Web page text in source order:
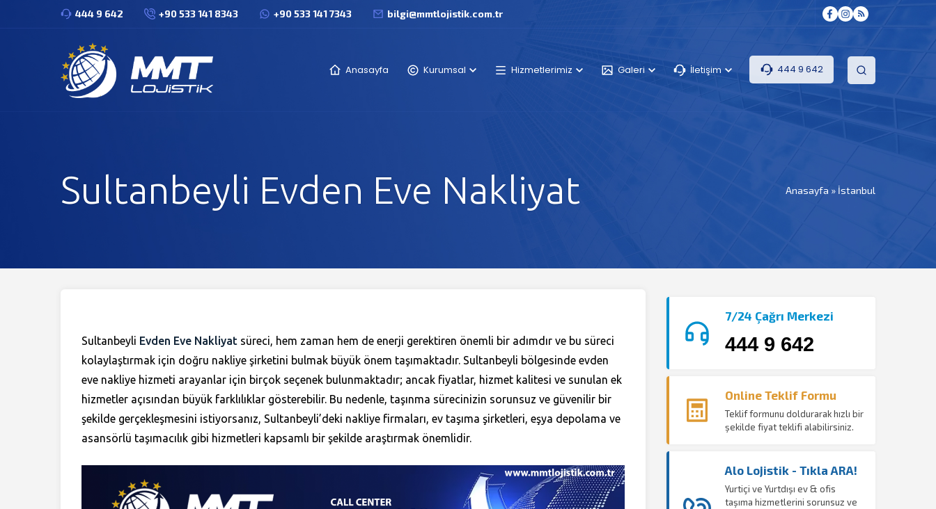
444 9 642 +90 533 141 8343 +90 533 141 7343 bilgi@mmtlojistik.com.tr
Anasayfa Kurumsal Hizmetlerimiz Galeri İletişim 444 9 642
Sultanbeyli Evden Eve Nakliyat Anasayfa » İstanbul
Sultanbeyli Evden Eve Nakliyat süreci, hem zaman hem de enerji gerektiren önemli bir adımdır ve bu süreci
kolaylaştırmak için doğru nakliye şirketini bulmak büyük önem taşımaktadır. Sultanbeyli bölgesinde evden
eve nakliye hizmeti arayanlar için birçok seçenek bulunmaktadır; ancak fiyatlar, hizmet kalitesi ve sunulan ek
hizmetler açısından büyük farklılıklar gösterebilir. Bu nedenle, taşınma sürecinizin sorunsuz ve güvenilir bir
şekilde gerçekleşmesini istiyorsanız, Sultanbeyli’deki nakliye firmaları, ev taşıma şirketleri, eşya depolama ve
asansörlü taşımacılık gibi hizmetleri kapsamlı bir şekilde araştırmak önemlidir.
7/24 Çağrı Merkezi
444 9 642
Online Teklif Formu
Teklif formunu doldurarak hızlı bir
şekilde fiyat teklifi alabilirsiniz.
Alo Lojistik - Tıkla ARA!
Yurtiçi ve Yurtdışı ev & ofis
taşıma hizmetlerini sorunsuz ve